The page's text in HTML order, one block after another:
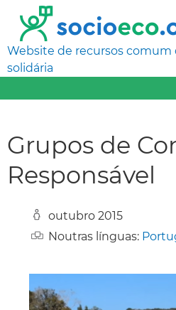
Website de recursos comum
solidária
Grupos de
Responsável
outubro 2015
Noutras línguas: